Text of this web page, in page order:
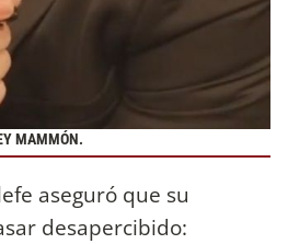
MAMMÓN.
aseguró que su
desapercibido: